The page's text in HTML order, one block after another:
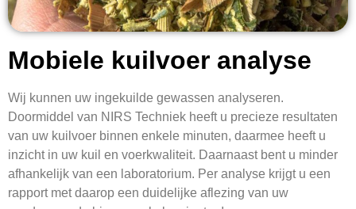
Mobiele kuilvoer analyse
Wij kunnen uw ingekuilde gewassen analyseren.
Doormiddel van NIRS Techniek heeft u precieze resultaten
van uw kuilvoer binnen enkele minuten, daarmee heeft u
inzicht in uw kuil en voerkwaliteit. Daarnaast bent u minder
afhankelijk van een laboratorium. Per analyse krijgt u een
rapport met daarop een duidelijke aflezing van uw